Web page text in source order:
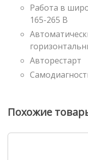
Работа в
165-265 В
Авторестарт
Похожие